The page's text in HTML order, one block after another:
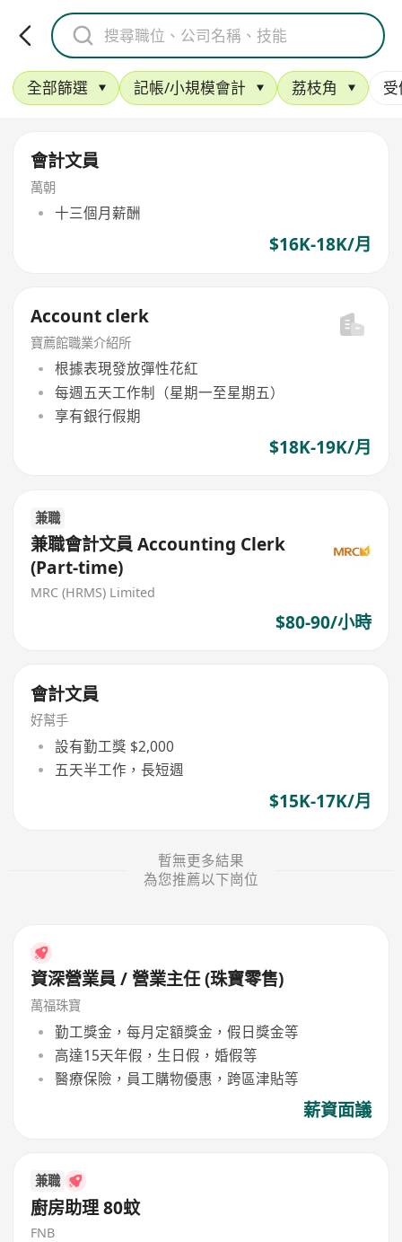
全部篩選 記帳/小規模會計 荔枝角
會計文員
萬朝
十三個月薪酬
$16K-18K/月
Account clerk
寶薦館職業介紹所
根據表現發放彈性花紅
每週五天工作制（星期一至星期五）
享有銀行假期
$18K-19K/月
兼職
兼職會計文員 Accounting Clerk
(Part-time)
MRC (HRMS) Limited
$80-90/小時
會計文員
好幫手
設有勤工獎 $2,000
五天半工作，長短週
$15K-17K/月
暫無更多結果
為您推薦以下崗位
資深營業員 / 營業主任 (珠寶零售)
萬福珠寶
勤工獎金，每月定額獎金，假日獎金等
高達15天年假，生日假，婚假等
醫療保險，員工購物優惠，跨區津貼等
薪資面議
兼職
廚房助理 80蚊
FNB